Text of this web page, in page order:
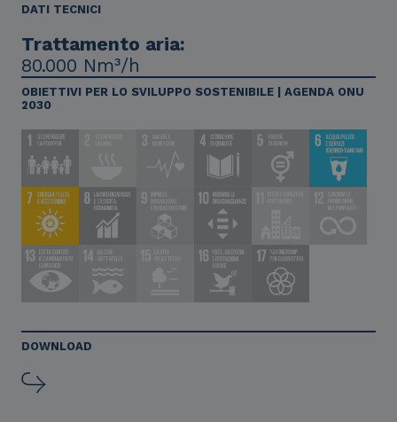
DATI TECNICI
Trattamento aria:
80.000 Nm³/h
OBIETTIVI PER LO SVILUPPO SOSTENIBILE | AGENDA ONU
2030
DOWNLOAD